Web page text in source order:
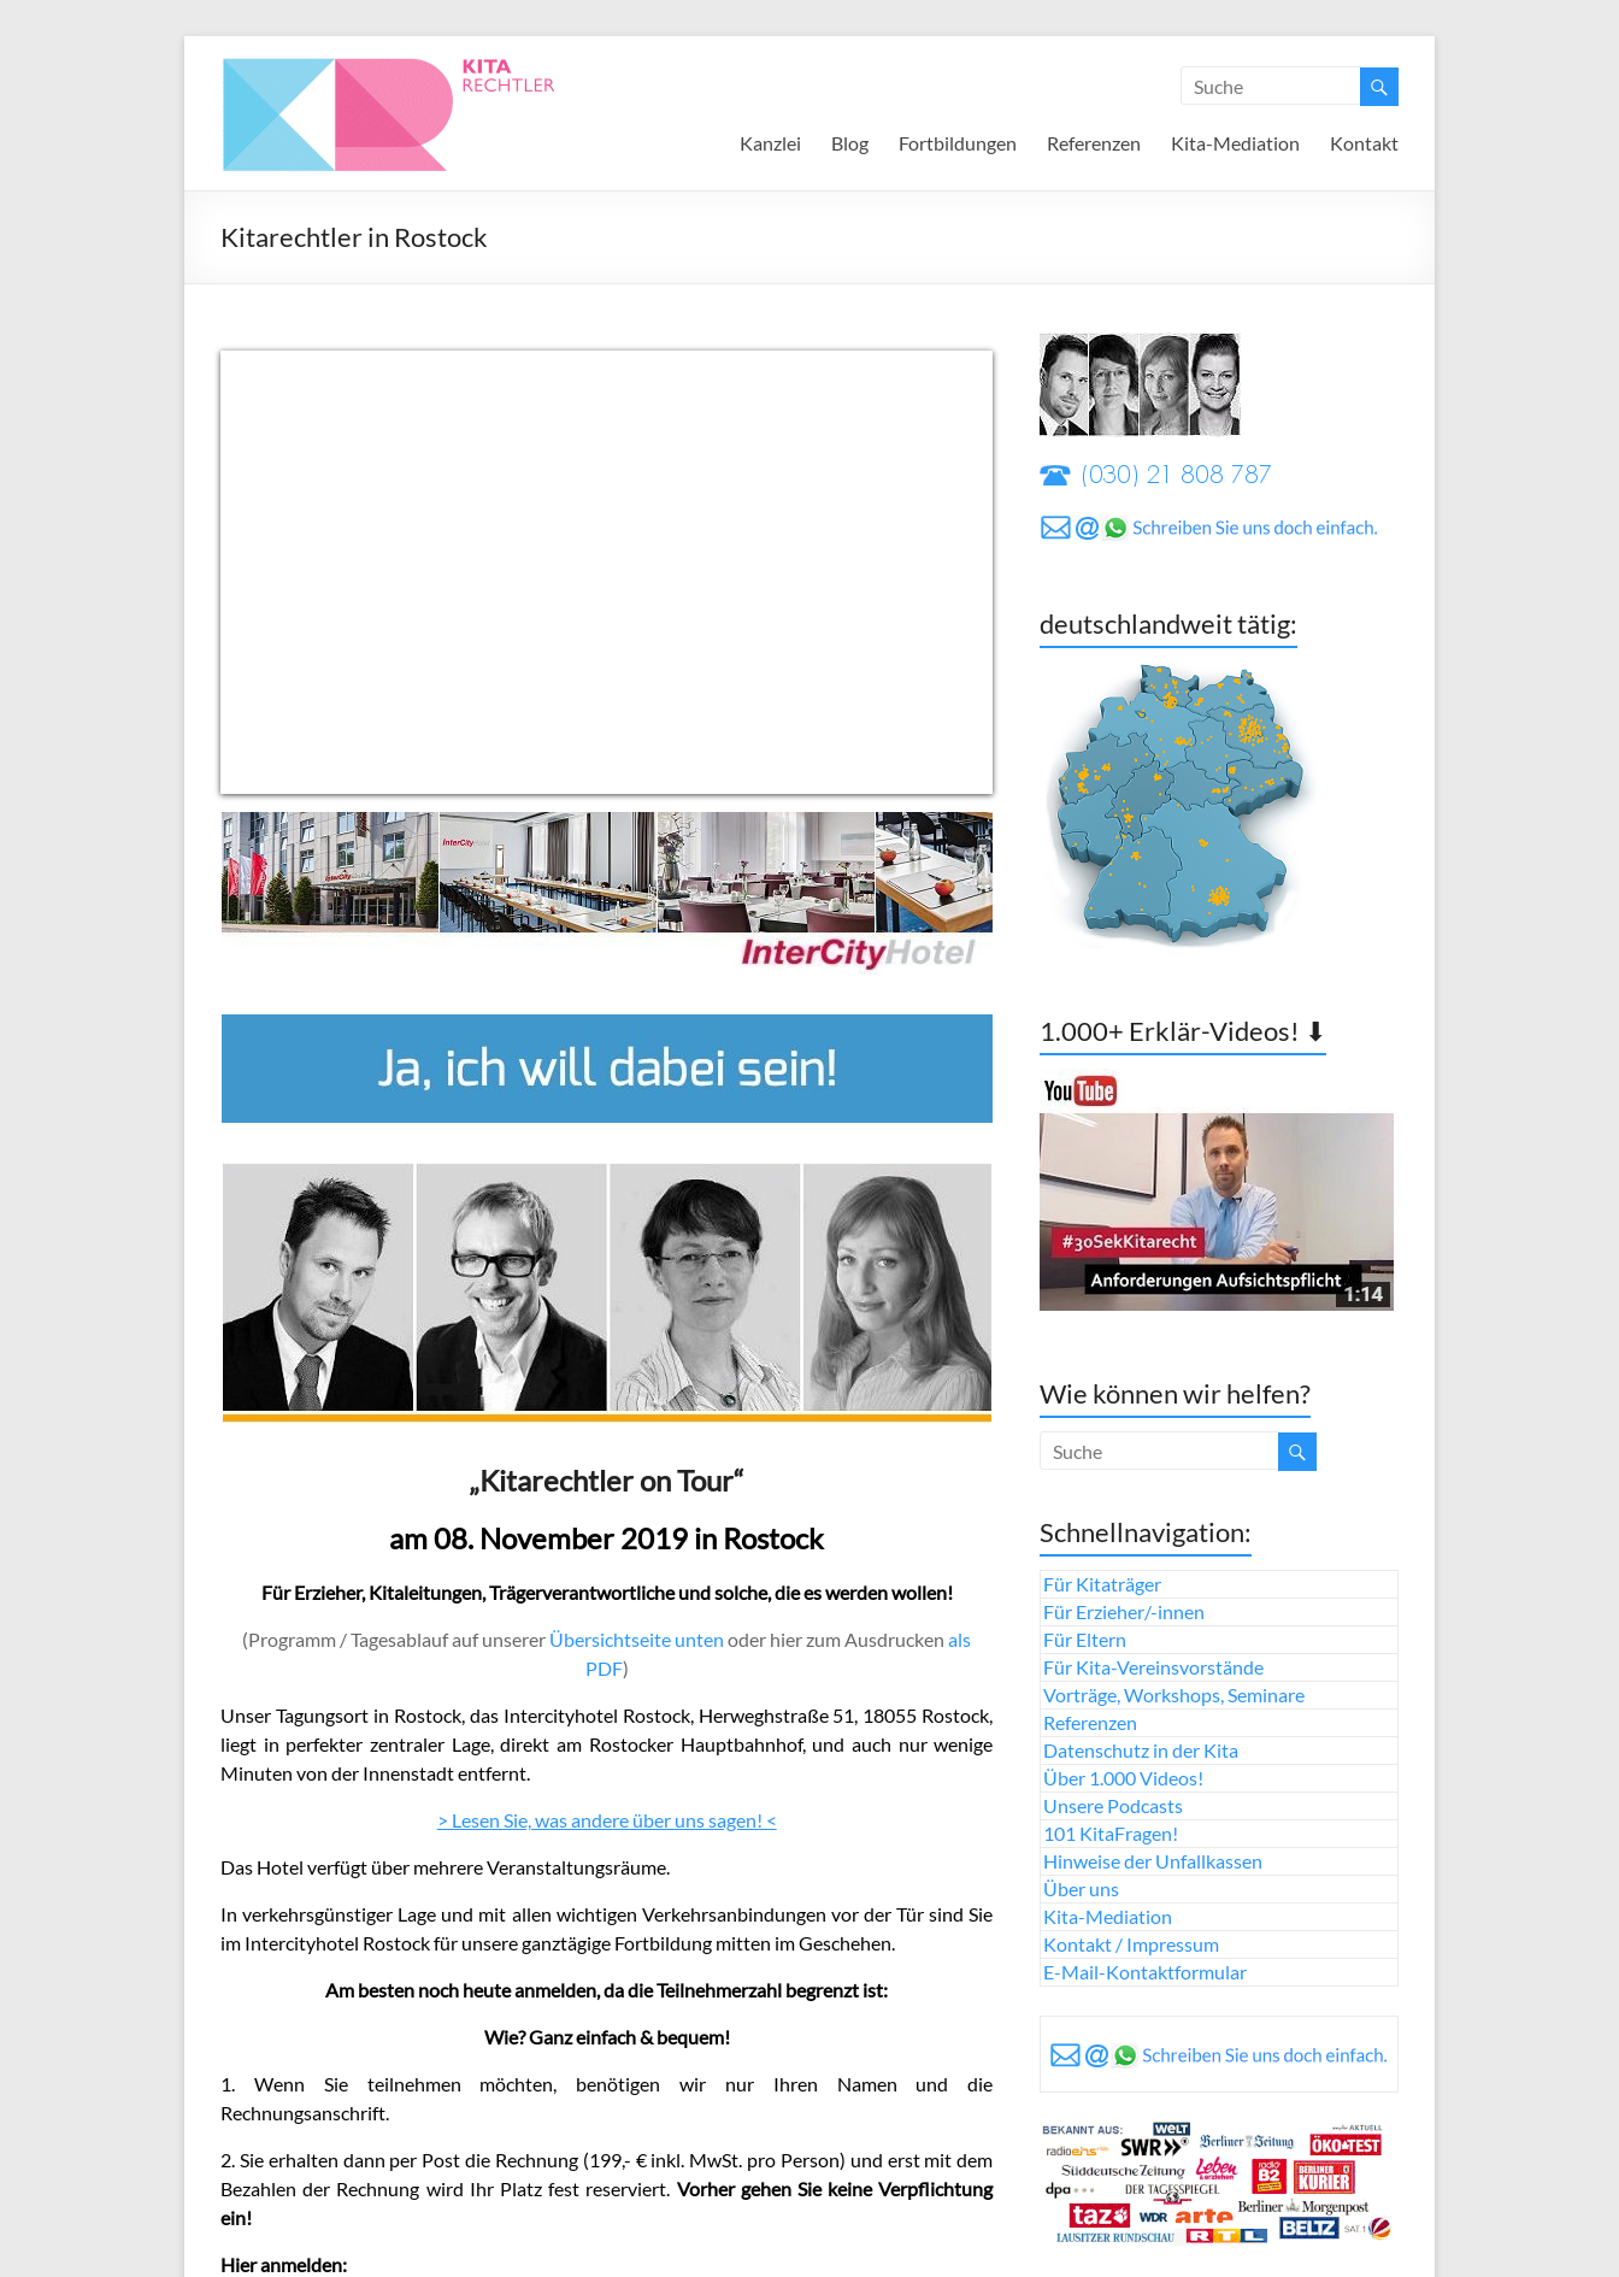
Kanzlei Blog Fortbildungen Referenzen Kita-Mediation Kontakt
Kitarechtler in Rostock
„Kitarechtler on Tour“
am 08. November 2019 in Rostock
Für Erzieher, Kitaleitungen, Trägerverantwortliche und solche, die es werden wollen!
(Programm / Tagesablauf auf unserer Übersichtseite unten oder hier zum Ausdrucken als
PDF)
Unser Tagungsort in Rostock, das Intercityhotel Rostock, Herweghstraße 51, 18055 Rostock,
liegt in perfekter zentraler Lage, direkt am Rostocker Hauptbahnhof, und auch nur wenige
Minuten von der Innenstadt entfernt.
> Lesen Sie, was andere über uns sagen! <
Das Hotel verfügt über mehrere Veranstaltungsräume.
In verkehrsgünstiger Lage und mit allen wichtigen Verkehrsanbindungen vor der Tür sind Sie
im Intercityhotel Rostock für unsere ganztägige Fortbildung mitten im Geschehen.
Am besten noch heute anmelden, da die Teilnehmerzahl begrenzt ist:
Wie? Ganz einfach & bequem!
1. Wenn Sie teilnehmen möchten, benötigen wir nur Ihren Namen und die
Rechnungsanschrift.
2. Sie erhalten dann per Post die Rechnung (199,- € inkl. MwSt. pro Person) und erst mit dem
Bezahlen der Rechnung wird Ihr Platz fest reserviert. Vorher gehen Sie keine Verpflichtung
ein!
Hier anmelden:
deutschlandweit tätig:
1.000+ Erklär-Videos! ⬇
Wie können wir helfen?
Schnellnavigation:
Für Kitaträger
Für Erzieher/-innen
Für Eltern
Für Kita-Vereinsvorstände
Vorträge, Workshops, Seminare
Referenzen
Datenschutz in der Kita
Über 1.000 Videos!
Unsere Podcasts
101 KitaFragen!
Hinweise der Unfallkassen
Über uns
Kita-Mediation
Kontakt / Impressum
E-Mail-Kontaktformular